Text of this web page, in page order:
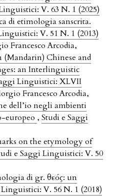
V. 63 N. 1 (2025)
di etimologia sanscrita.
V. 51 N. 1 (2013)
Francesco Arcodia,
Chinese and
an Interlinguistic
Linguistici: XLVII
Francesco Arcodia,
dell’io negli ambienti
europeo , Studi e Saggi
on the etymology of
e Saggi Linguistici: V. 50
di gr. θεός: un
V. 56 N. 1 (2018)